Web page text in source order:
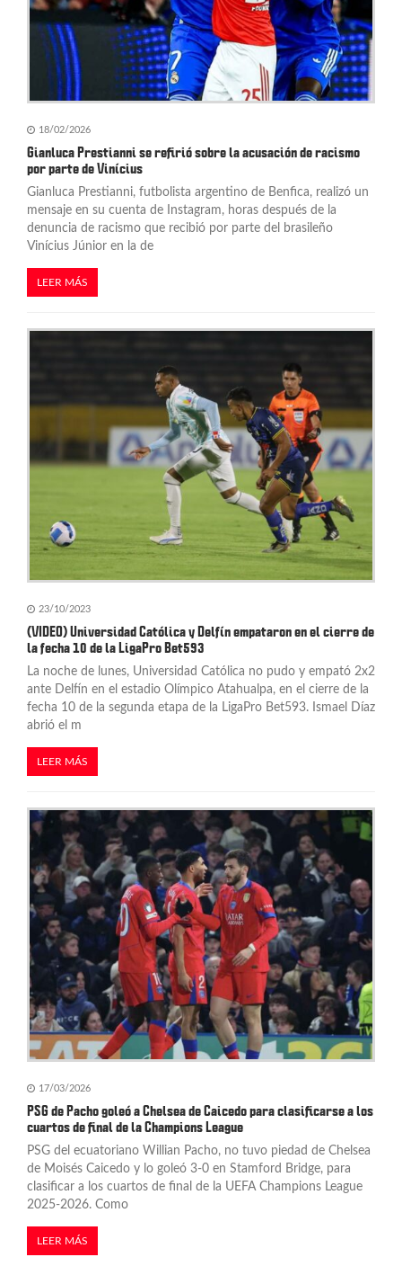
18/02/2026
Gianluca Prestianni se refirió sobre la acusación de racismo
por parte de Vinícius
Gianluca Prestianni, futbolista argentino de Benfica, realizó un
mensaje en su cuenta de Instagram, horas después de la
denuncia de racismo que recibió por parte del brasileño
Vinícius Júnior en la de
LEER MÁS
23/10/2023
(VIDEO) Universidad Católica y Delfín empataron en el cierre de
la fecha 10 de la LigaPro Bet593
La noche de lunes, Universidad Católica no pudo y empató 2x2
ante Delfín en el estadio Olímpico Atahualpa, en el cierre de la
fecha 10 de la segunda etapa de la LigaPro Bet593. Ismael Díaz
abrió el m
LEER MÁS
17/03/2026
PSG de Pacho goleó a Chelsea de Caicedo para clasificarse a los
cuartos de final de la Champions League
PSG del ecuatoriano Willian Pacho, no tuvo piedad de Chelsea
de Moisés Caicedo y lo goleó 3-0 en Stamford Bridge, para
clasificar a los cuartos de final de la UEFA Champions League
2025-2026. Como
LEER MÁS